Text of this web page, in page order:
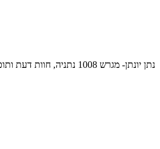
נתן יונתן- מגרש 1008 נתניה, חוות דעת ותוכנית הידרולוגית לניהול מי נגר